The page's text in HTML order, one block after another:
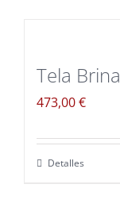
Tela Brina
473,00€
Detalles